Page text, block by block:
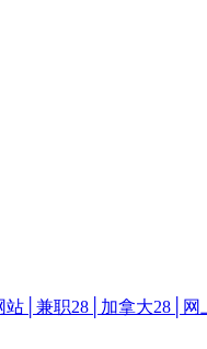
│兼职28│加拿大28│网